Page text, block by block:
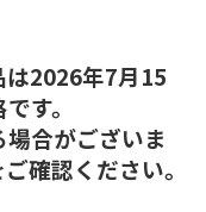
2026年7月15
す。
合がございま
確認ください。